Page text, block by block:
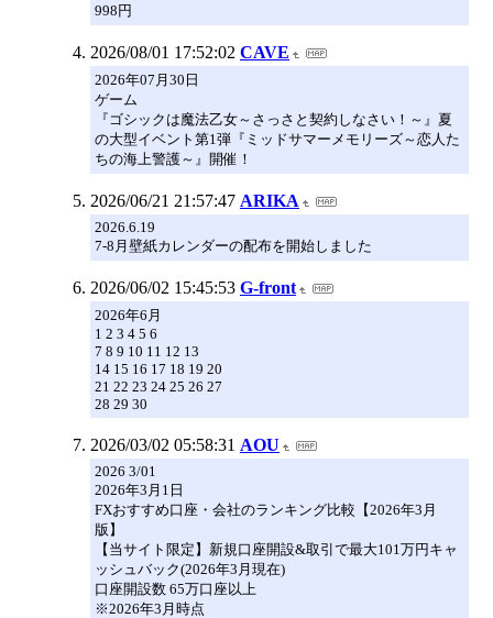
998円
2026/08/01 17:52:02 CAVE
2026年07月30日
ゲーム
『ゴシックは魔法乙女～さっさと契約しなさい！～』夏
の大型イベント第1弾『ミッドサマーメモリーズ～恋人た
ちの海上警護～』開催！
2026/06/21 21:57:47 ARIKA
2026.6.19
7-8月壁紙カレンダーの配布を開始しました
2026/06/02 15:45:53 G-front
2026年6月
1 2 3 4 5 6
7 8 9 10 11 12 13
14 15 16 17 18 19 20
21 22 23 24 25 26 27
28 29 30
2026/03/02 05:58:31 AOU
2026 3/01
2026年3月1日
FXおすすめ口座・会社のランキング比較【2026年3月
版】
【当サイト限定】新規口座開設&取引で最大101万円キャ
ッシュバック(2026年3月現在)
口座開設数 65万口座以上
※2026年3月時点